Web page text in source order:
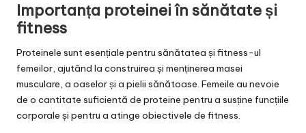
Importanța proteinei în sănătate și
fitness
Proteinele sunt esențiale pentru sănătatea și fitness-ul
femeilor, ajutând la construirea și menținerea masei
musculare, a oaselor și a pielii sănătoase. Femeile au nevoie
de o cantitate suficientă de proteine pentru a susține funcțiile
corporale și pentru a atinge obiectivele de fitness.